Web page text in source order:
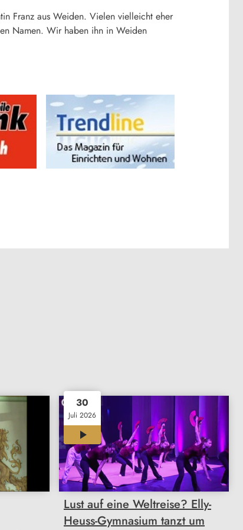
Franz aus Weiden. Vielen vielleicht eher
Namen. Wir haben ihn in Weiden
30
Juli 2026
04:04
Lust auf eine Weltreise? Elly-
Heuss-Gymnasium tanzt um